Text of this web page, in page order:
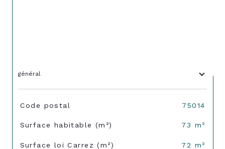
général
TRAD_SIROCCO_Caracteristique
Code postal 75014
Surface habitable (m²) 73 m²
Surface loi Carrez (m²) 72 m²